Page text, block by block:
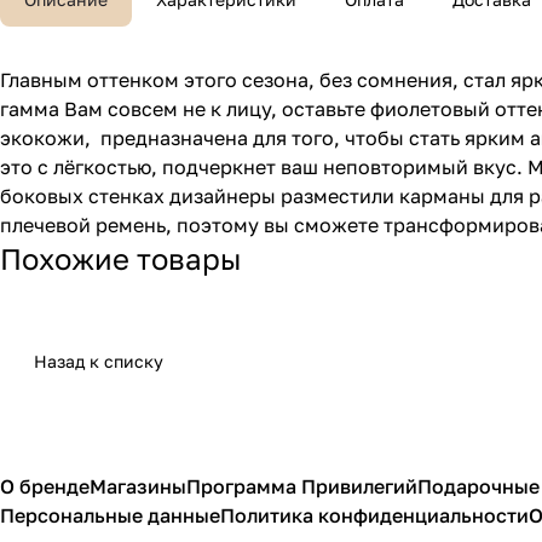
Главным оттенком этого сезона, без сомнения, стал
гамма Вам совсем не к лицу, оставьте фиолетовый
экокожи, предназначена для того, чтобы стать
это с лёгкостью, подчеркнет ваш неповторимый вкус.
боковых стенках дизайнеры разместили карманы
плечевой ремень, поэтому вы сможете
Похожие товары
Назад к списку
О брендеМагазиныПрограмма Привилегий
Персональные данныеПолитика конфиденциальности